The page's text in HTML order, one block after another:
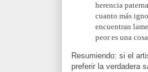
herencia
cuanto más
encuentran
peor es una
Resumiendo: si el
preferir la verdadera